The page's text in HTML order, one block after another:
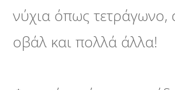
νύχια όπως τετράγωνο,
οβάλ και πολλά άλλα!